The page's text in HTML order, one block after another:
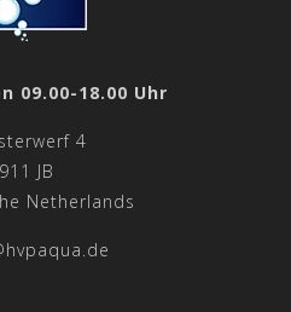
09.00-18.00 Uhr
4
JB
Netherlands